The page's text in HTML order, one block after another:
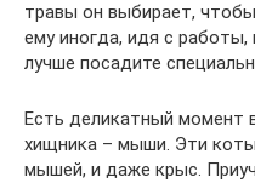
травы он выбирает,
ему иногда, идя с
лучше посадите
Есть деликатный момент
хищника – мыши. Эти
мышей, и даже крыс.